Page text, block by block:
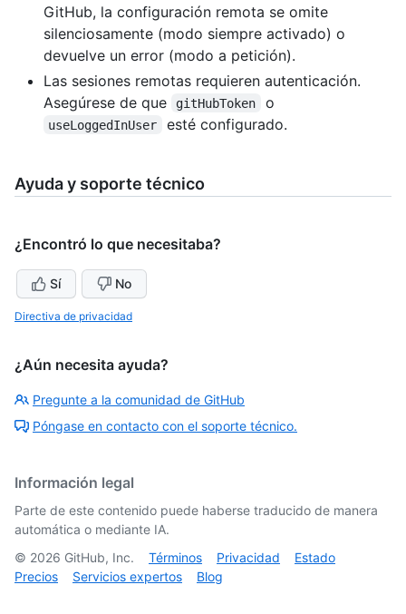
GitHub, la configuración remota se omite
silenciosamente (modo siempre activado) o
devuelve un error (modo a petición).
Las sesiones remotas requieren autenticación.
Asegúrese de que
gitHubToken o
useLoggedInUser esté configurado.
Ayuda y soporte técnico
¿Encontró lo que necesitaba?
Sí No
Directiva de privacidad
¿Aún necesita ayuda?
Pregunte a la comunidad de GitHub
Póngase en contacto con el soporte técnico.
Información legal
Parte de este contenido puede haberse traducido de manera
automática o mediante IA.
© 2026 GitHub, Inc. Términos Privacidad
Estado
Precios
Servicios expertos Blog